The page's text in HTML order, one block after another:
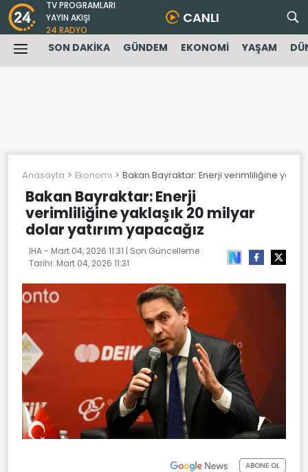
TV PROGRAMLARI
YAYIN AKIŞI
24 RADYO
CANLI
SON DAKİKA GÜNDEM EKONOMİ YAŞAM
Anasayfa Ekonomi Bakan Bayraktar: Enerji verimliliğine
Bakan Bayraktar: Enerji
verimliliğine yaklaşık 20 milyar
dolar yatırım yapacağız
IHA - Mart 04, 2026 11:31 | Son Güncelleme
Tarihi: Mart 04, 2026 11:31
ABONE OL